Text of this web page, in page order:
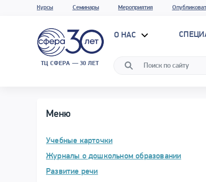
Курсы Семинары Мероприятия
ТЦ СФЕРА — 30 ЛЕТ
О НАС
Меню
Учебные карточки
Журналы о дошкольном образовании
Развитие речи